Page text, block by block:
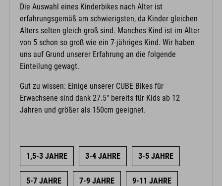
Die Auswahl eines Kinderbikes nach Alter ist
erfahrungsgemäß am schwierigsten, da Kinder gleichen
Alters selten gleich groß sind. Manches Kind ist im Alter
von 5 schon so groß wie ein 7-jähriges Kind. Wir haben
uns auf Grund unserer Erfahrung an die folgende
Einteilung gewagt.
Gut zu wissen: Einige unserer CUBE Bikes für
Erwachsene sind dank 27.5" bereits für Kids ab 12
Jahren und größer als 150cm geeignet.
1,5-3 JAHRE 3-4 JAHRE 3-5 JAHRE
5-7 JAHRE 7-9 JAHRE 9-11 JAHRE